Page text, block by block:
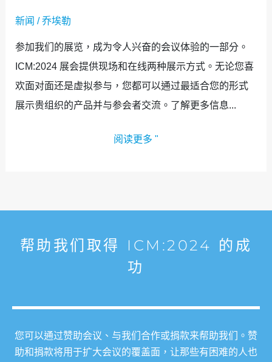
新闻 /乔埃勒
参加我们的展览，成为令人兴奋的会议体验的一部分。
ICM:2024 展会提供现场和在线两种展示方式。无论您喜
欢面对面还是虚拟参与，您都可以通过最适合您的形式
展示贵组织的产品并与参会者交流。了解更多信息...
阅读更多 "
帮助我们取得 ICM:2024 的成
功
您可以通过赞助会议、与我们合作或捐款来帮助我们。赞
助和捐款将用于扩大会议的覆盖面，让那些有困难的人也